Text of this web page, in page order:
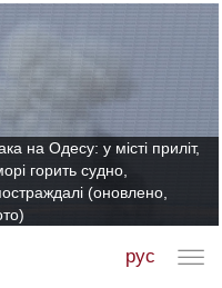
на Одесу: у місті приліт,
горить судно,
(оновлено,
рус